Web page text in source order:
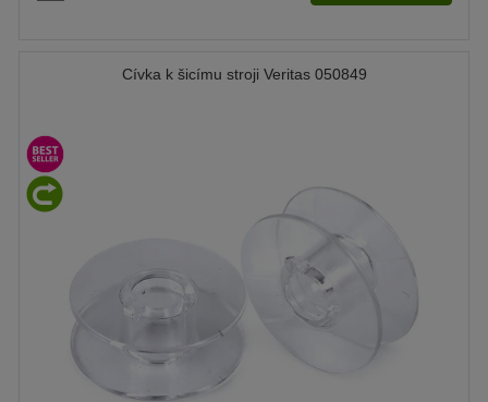
Cívka k šicímu stroji Veritas 050849